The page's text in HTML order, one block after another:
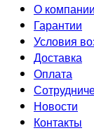
О компании
Гарантии
Условия
Доставка
Оплата
Новости
Контакты